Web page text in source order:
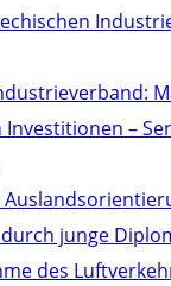
–
junge
des